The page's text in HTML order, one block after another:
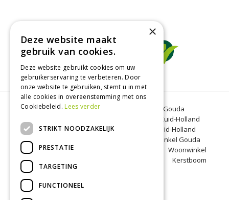
Tuincentrum Gouda
Tuinmeubelen Gouda
Graszoden Zuid-Holland
Kinderboerderij Gouda
Tuincentrum Zuid-Holland
Oranjeband zaden
Dierenwinkel Gouda
BBQ Gouda
Tuinmeubelen Zuid-Holland
Woonwinkel
Zuid-Holland
Kerstboom
Bergambacht
×
Deze website maakt
gebruik van cookies.
Deze website gebruikt cookies om uw
gebruikerservaring te verbeteren. Door
onze website te gebruiken, stemt u in met
alle cookies in overeenstemming met ons
Cookiebeleid.Lees verder
STRIKT NOODZAKELIJK
PRESTATIE
TARGETING
FUNCTIONEEL